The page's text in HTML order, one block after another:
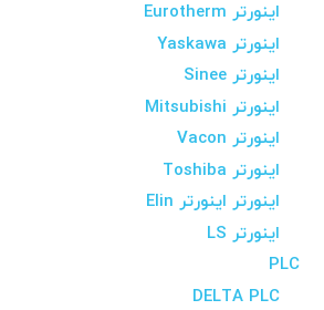
اینورتر Eurotherm
اینورتر Yaskawa
اینورتر Sinee
اینورتر Mitsubishi
اینورتر Vacon
اینورتر Toshiba
اینورتر اینورتر Elin
اینورتر LS
PLC
DELTA PLC